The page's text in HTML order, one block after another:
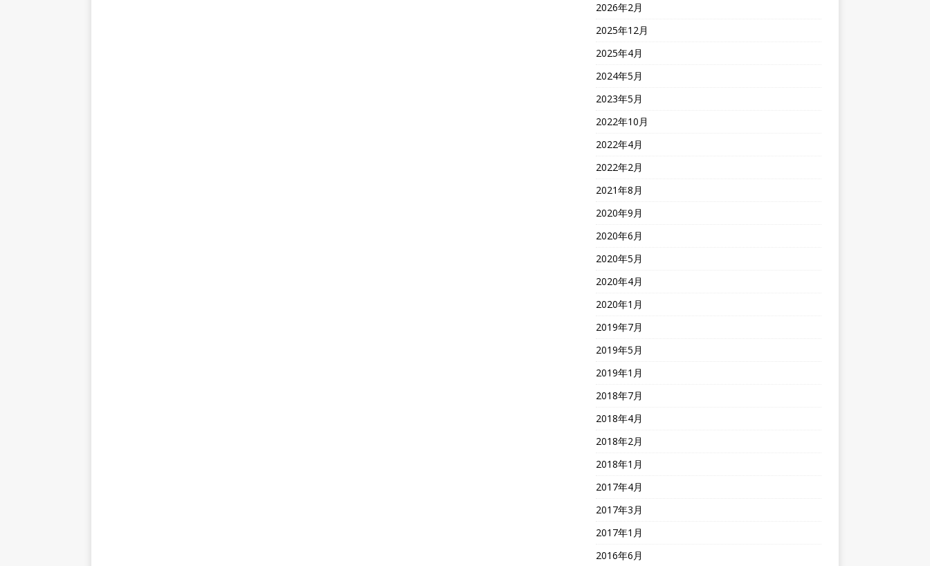
2026年2月
2025年12月
2025年4月
2024年5月
2023年5月
2022年10月
2022年4月
2022年2月
2021年8月
2020年9月
2020年6月
2020年5月
2020年4月
2020年1月
2019年7月
2019年5月
2019年1月
2018年7月
2018年4月
2018年2月
2018年1月
2017年4月
2017年3月
2017年1月
2016年6月